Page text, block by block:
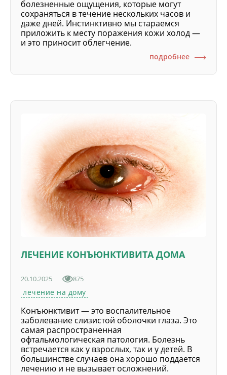
болезненные ощущения, которые могут
сохраняться в течение нескольких часов и
даже дней. Инстинктивно мы стараемся
приложить к месту поражения кожи холод —
и это приносит облегчение.
подробнее
ЛЕЧЕНИЕ КОНЪЮНКТИВИТА ДОМА
20.10.2025 875
лечение на дому
Конъюнктивит — это воспалительное
заболевание слизистой оболочки глаза. Это
самая распространенная
офтальмологическая патология. Болезнь
встречается как у взрослых, так и у детей. В
большинстве случаев она хорошо поддается
лечению и не вызывает осложнений.